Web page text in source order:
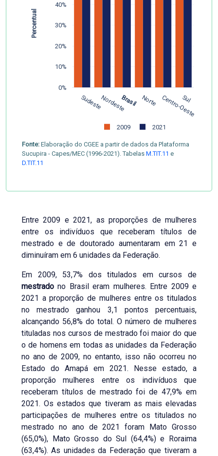
SudesteNordesteBrasil Norte Centro-Oeste
Sul
0%
10%
20%
30%
40%
2009 2021
Percentual
Fonte: Elaboração do CGEE a partir de dados da Plataforma
Sucupira - Capes/MEC (1996-2021). Tabelas M.TIT.11 e
D.TIT.11
Entre 2009 e 2021, as proporções de mulheres
entre os indivíduos que receberam títulos de
mestrado e de doutorado aumentaram em 21 e
diminuíram em 6 unidades da Federação.
Em 2009, 53,7% dos titulados em cursos de
mestrado no Brasil eram mulheres. Entre 2009 e
2021 a proporção de mulheres entre os titulados
no mestrado ganhou 3,1 pontos percentuais,
alcançando 56,8% do total. O número de mulheres
tituladas nos cursos de mestrado foi maior do que
o de homens em todas as unidades da Federação
no ano de 2009, no entanto, isso não ocorreu no
Estado do Amapá em 2021. Nesse estado, a
proporção mulheres entre os indivíduos que
receberam títulos de mestrado foi de 47,9% em
2021. Os estados que tiveram as mais elevadas
participações de mulheres entre os titulados no
mestrado no ano de 2021 foram Mato Grosso
(65,0%), Mato Grosso do Sul (64,4%) e Roraima
(63,4%). As unidades da Federação que tiveram a